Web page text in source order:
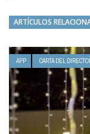
ARTÍCULOS
APP CARTA DEL